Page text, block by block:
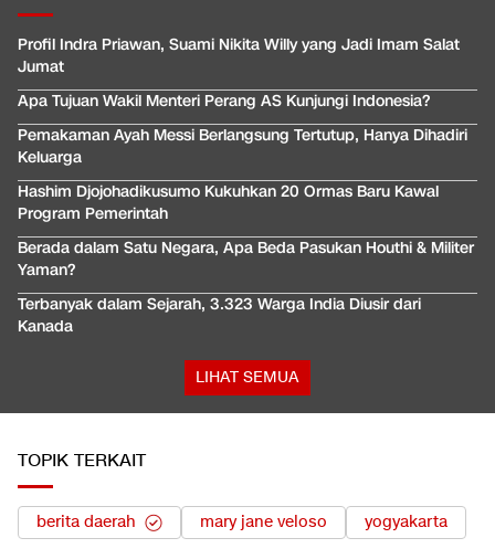
Profil Indra Priawan, Suami Nikita Willy yang Jadi Imam Salat
Jumat
Apa Tujuan Wakil Menteri Perang AS Kunjungi Indonesia?
Pemakaman Ayah Messi Berlangsung Tertutup, Hanya Dihadiri
Keluarga
Hashim Djojohadikusumo Kukuhkan 20 Ormas Baru Kawal
Program Pemerintah
Berada dalam Satu Negara, Apa Beda Pasukan Houthi & Militer
Yaman?
Terbanyak dalam Sejarah, 3.323 Warga India Diusir dari
Kanada
LIHAT SEMUA
TOPIK TERKAIT
berita daerah mary jane veloso yogyakarta